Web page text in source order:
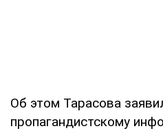
Об этом Тарасова
пропагандистскому